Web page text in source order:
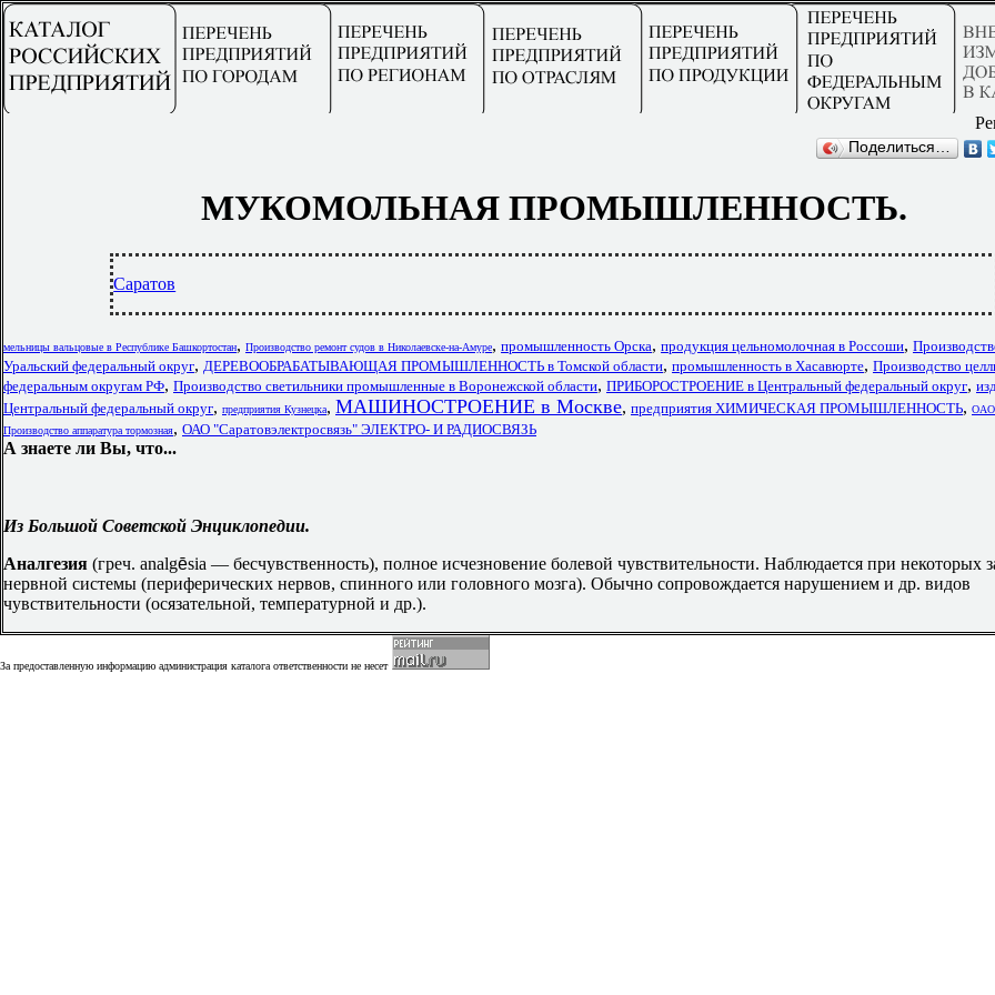
Поделиться…
МУКОМОЛЬНАЯ ПРОМЫШЛЕННОСТЬ.
Саратов
мельницы вальцовые в Республике Башкортостан, Производство ремонт судов в Николаевске-на-Амуре, промышленность Орска, продукция цельномолочная в Россоши,
Уральский федеральный округ, ДЕРЕВООБРАБАТЫВАЮЩАЯ ПРОМЫШЛЕННОСТЬ в Томской области, промышленность в Хасавюрте, Производство
федеральным округам РФ, Производство светильники промышленные в Воронежской области, ПРИБОРОСТРОЕНИЕ в Центральный федеральный округ,
Центральный федеральный округ, предприятия Кузнецка, МАШИНОСТРОЕНИЕ в Москве, предприятия ХИМИЧЕСКАЯ ПРОМЫШЛЕННОСТЬ, ОАО
Производство аппаратура тормозная, ОАО "Саратовэлектросвязь" ЭЛЕКТРО- И РАДИОСВЯЗЬ
А знаете ли Вы, что...
Из Большой Советской Энциклопедии.
Аналгезия (греч. analgēsia — бесчувственность), полное исчезновение болевой чувствительности. Наблюдается при некоторых
нервной системы (периферических нервов, спинного или головного мозга). Обычно сопровождается нарушением и др. видов
чувствительности (осязательной, температурной и др.).
За предоставленную информацию администрация каталога ответственности не несет